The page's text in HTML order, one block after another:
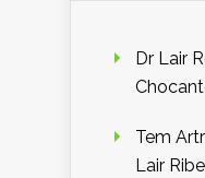
Dr Lair
Tem
Lair